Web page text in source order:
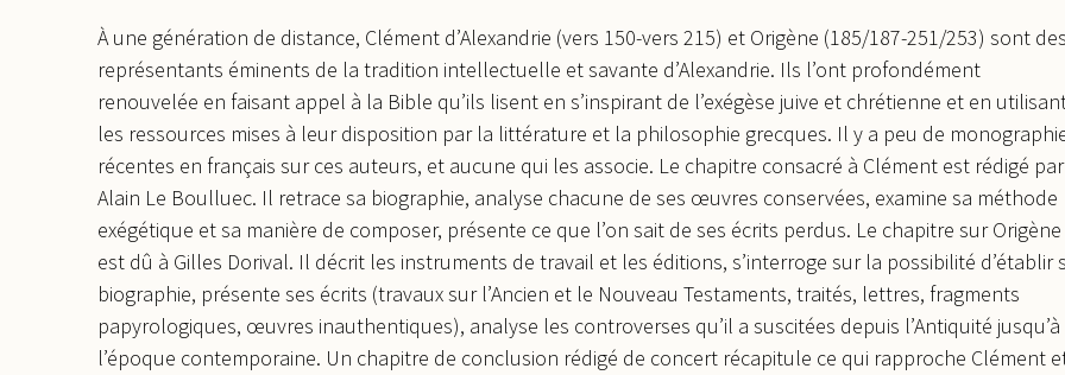
À une génération de distance, Clément d’Alexandrie (vers 150-vers 215) et Origène (185/187-251/253) sont
représentants éminents de la tradition intellectuelle et savante d’Alexandrie. Ils l’ont profondément
renouvelée en faisant appel à la Bible qu’ils lisent en s’inspirant de l’exégèse juive et chrétienne et en
les ressources mises à leur disposition par la littérature et la philosophie grecques. Il y a peu de
récentes en français sur ces auteurs, et aucune qui les associe. Le chapitre consacré à Clément est rédigé par
Alain Le Boulluec. Il retrace sa biographie, analyse chacune de ses œuvres conservées, examine sa méthode
exégétique et sa manière de composer, présente ce que l’on sait de ses écrits perdus. Le chapitre sur Origène
est dû à Gilles Dorival. Il décrit les instruments de travail et les éditions, s’interroge sur la possibilité d’établir
biographie, présente ses écrits (travaux sur l’Ancien et le Nouveau Testaments, traités, lettres, fragments
papyrologiques, œuvres inauthentiques), analyse les controverses qu’il a suscitées depuis l’Antiquité jusqu’à
l’époque contemporaine. Un chapitre de conclusion rédigé de concert récapitule ce qui rapproche Clément